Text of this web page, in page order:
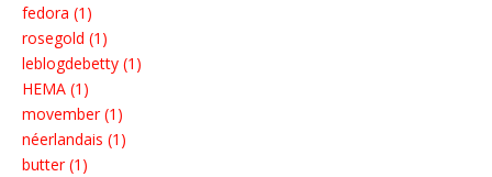
fedora (1)
rosegold (1)
leblogdebetty (1)
HEMA (1)
movember (1)
néerlandais (1)
butter (1)